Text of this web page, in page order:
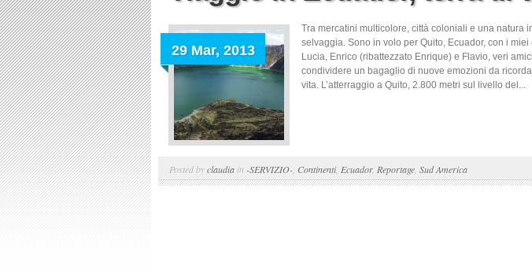
29 Mar, 2013
Tra mercatini multicolore, città coloniali e una natura
selvaggia. Sono in volo per Quito, Ecuador, con i
Lucia, Enrico (ribattezzato Enrique) e Flavio, veri
condividere un bagaglio di nuove emozioni da
vita. L’atterraggio a Quito, 2.800 metri sul livello del...
Posted byclaudia in -SERVIZIO- Continenti, Ecuador, Reportage Sud America